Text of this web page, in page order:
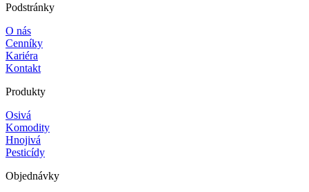
Podstránky
O nás
Cenníky
Kariéra
Kontakt
Produkty
Osivá
Komodity
Hnojivá
Pesticídy
Objednávky